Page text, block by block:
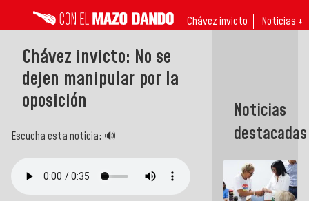
Chávez invicto Noticias ↓
Chávez invicto: No se
dejen manipular por la
oposición
Escucha esta noticia: 🔊
Noticias
destacadas